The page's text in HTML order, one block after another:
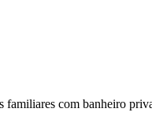
com banheiro